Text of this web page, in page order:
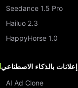
Seedance 1.5 Pro
Hailuo 2.3
HappyHorse 1.0
إعلانات بالذكاء الاصطناعي
AI Ad Clone